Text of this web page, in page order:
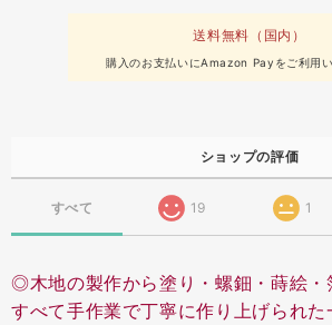
送料無料（国内）
購入のお支払いにAmazon Payをご利用
ショップの評価
すべて 19 1
◎木地の製作から塗り・螺鈿・蒔絵・
すべて手作業で丁寧に作り上げられた